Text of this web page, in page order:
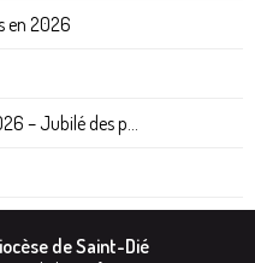
en 2026
– Jubilé des p...
de Saint-Dié